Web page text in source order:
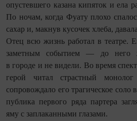
опустевшего казана кипяток и ела
По ночам, когда Фуату плохо
сахар и, макнув кусочек хлеба,
Отец всю жизнь работал в театре.
заметным событием — до него
в городе и не видели. Во время
герой читал страстный
сопровождало его трагическое
публика первого ряда партера
яму с заплаканными глазами.